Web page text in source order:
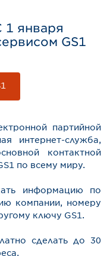
января
GS1
партийной
интернет-служба,
контактной
по всему миру.
информацию по
компании, номеру
ключу GS1.
сделать до 30